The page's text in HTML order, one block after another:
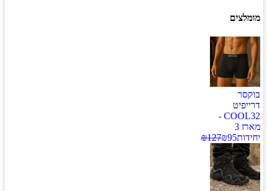
מומלצים
בוקסר
דרייפיט
COOL32 -
מארז 3
יחידות
₪95
₪127